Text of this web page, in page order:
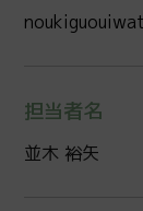
担当者名
並木 裕矢